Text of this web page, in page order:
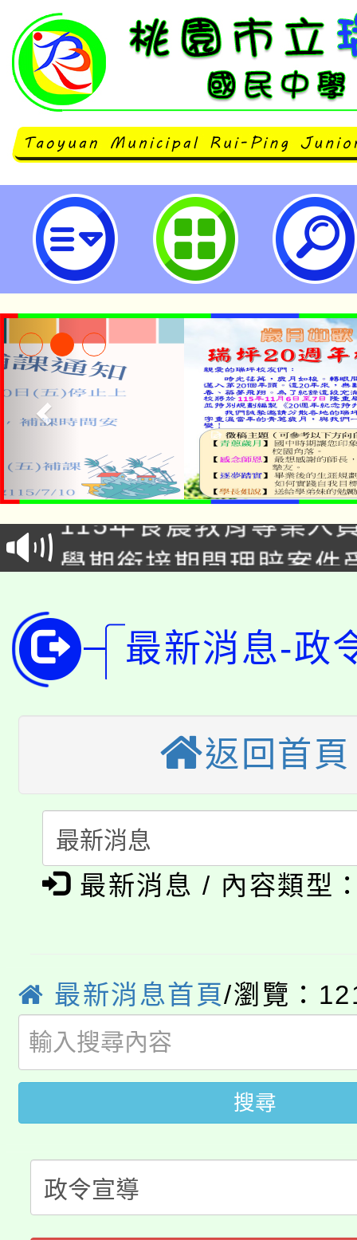
函轉教育部檢送「『公立各級學校
理原 則』、『國立各級學校兼任
處理辦法』 相關Q＆A」一案-桃
學
淨零綠生活教案入校路
會
程
學期銜接期間理賠案件
版
公告本校115學年度第
代理(課)教師甄選結果(
「2026金融保險知識
車」活動
桃園市115學年度學生
生本土語及新住民語歌
公告本校115學年度第
代理(課)教師甄選結果(
公告本校115學年度第
代理(課)教師甄選結果(
轉知中國文化大學推廣
《TA101》溝通分析基
系所師生報名參加。
淨零綠生活教案入校路
學籍身 分審查程序及
版
淨零綠領人才培育課程
公告本校115學年度第
代理(課)教師甄選結果(
「2026金融保險知識
車」活動
桃園市115學年度學生
生本土語及新住民語歌
公告本校115學年度第
代理(課)教師甄選結果(
公告本校115學年度第
轉知中國文化大學推廣
最新消息-政
返回首頁
最新消息 / 內容類型
最新消息首頁/瀏覽：
搜尋